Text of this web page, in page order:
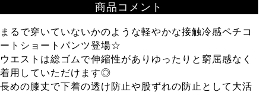
商品コメント
まるで穿いていないかのような軽やかな接触冷感ペチコ
ートショートパンツ登場☆
ウエストは総ゴムで伸縮性がありゆったりと窮屈感なく
着用していただけます◎
長めの膝丈で下着の透け防止や股ずれの防止として大活